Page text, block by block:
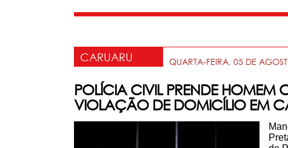
CARUARU QUARTA-FEIRA, 05 DE
POLÍCIA CIVIL PRENDE HOMEM
VIOLAÇÃO DE DOMICÍLIO EM